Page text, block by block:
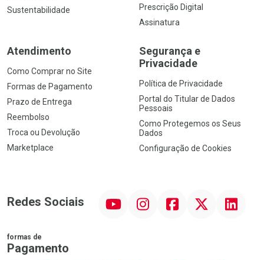
Sustentabilidade
Prescrição Digital
Assinatura
Atendimento
Como Comprar no Site
Formas de Pagamento
Prazo de Entrega
Reembolso
Troca ou Devolução
Marketplace
Segurança e
Privacidade
Política de Privacidade
Portal do Titular de Dados
Pessoais
Como Protegemos os Seus
Dados
Configuração de Cookies
Redes Sociais InstagramFacebookTwitter Linkedin
formas de
Pagamento